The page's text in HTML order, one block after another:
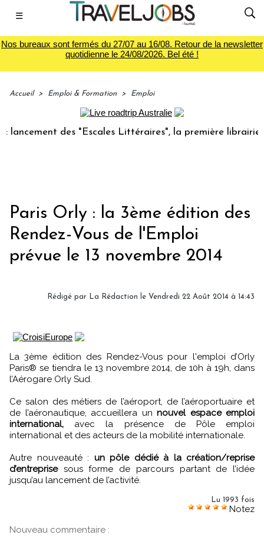
☰
Nos bureaux sont fermés du 27/07 au 16/08. Retour de la newsletter
quotidienne le 24/08/2026. Bel été !
Accueil > Emploi & Formation > Emploi
des "Escales Littéraires", la première librairie du
Paris Orly : la 3ème édition des
Rendez-Vous de l'Emploi
prévue le 13 novembre 2014
Rédigé par La Rédaction le Vendredi 22 Août 2014 à 14:43
La 3ème édition des Rendez-Vous pour l'emploi d’Orly
Paris® se tiendra le 13 novembre 2014, de 10h à 19h, dans
l’Aérogare Orly Sud.
Ce salon des métiers de l’aéroport, de l’aéroportuaire et
de l’aéronautique, accueillera un nouvel espace emploi
international, avec la présence de Pôle emploi
international et des acteurs de la mobilité internationale.
Autre nouveauté : un pôle dédié à la création/reprise
d’entreprisesous forme de parcours partant de l’idée
jusqu’au lancement de l’activité.
Lu 1993 fois
Notez
Nouveau commentaire :